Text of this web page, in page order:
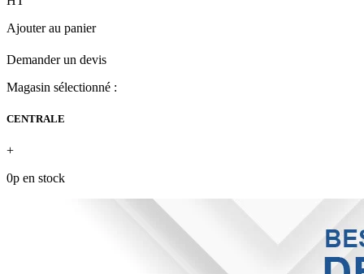
Ajouter au panier
Demander un devis
Magasin sélectionné :
CENTRALE
+
0p en stock